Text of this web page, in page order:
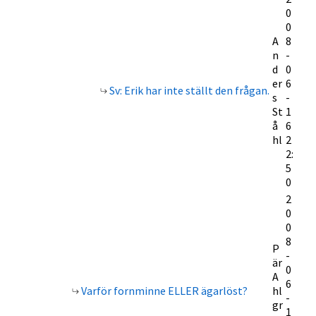
Sv: Erik har inte ställt den frågan.
A
n
d
er
s
St
å
hl
0
0
8
-
0
6
-
1
6
2
2:
5
0
Varför fornminne ELLER ägarlöst?
P
är
A
hl
gr
2
0
0
8
-
0
6
-
1